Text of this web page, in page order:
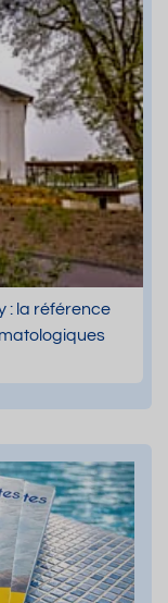
: la référence